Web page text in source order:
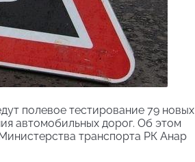
полевое тестирование 79 новых
автомобильных дорог. Об этом
транспорта РК Анар